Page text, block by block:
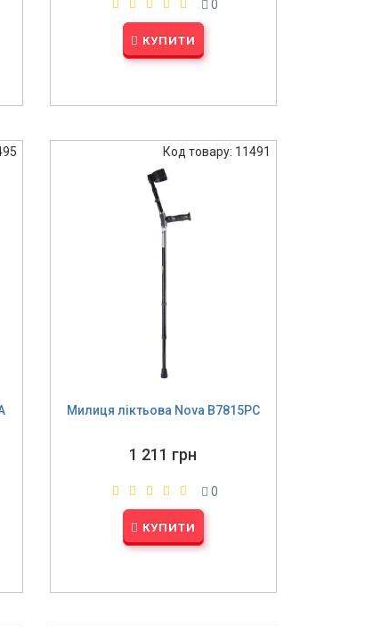
0
КУПИТИ
Код товару: 11491
Милиця ліктьова Nova B7815PC
1 211 грн
0
КУПИТИ